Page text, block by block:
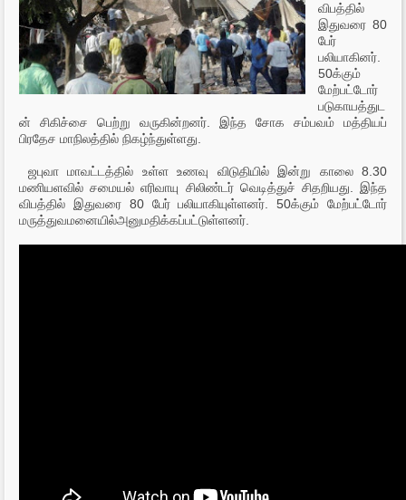
விபத்தில்
இதுவரை 80
பேர்
பலியாகினர்.
50க்கும்
மேற்பட்டோர்
படுகாயத்துட
ன் சிகிச்சை பெற்று வருகின்றனர். இந்த சோக சம்பவம் மத்தியப்
பிரதேச மாநிலத்தில் நிகழ்ந்துள்ளது.
ஜபுவா மாவட்டத்தில் உள்ள உணவு விடுதியில் இன்று காலை 8.30
மணியளவில் சமையல் எரிவாயு சிலிண்டர் வெடித்துச் சிதறியது. இந்த
விபத்தில் இதுவரை 80 பேர் பலியாகியுள்ளனர். 50க்கும் மேற்பட்டோர்
மருத்துவமனையில்அனுமதிக்கப்பட்டுள்ளனர்.